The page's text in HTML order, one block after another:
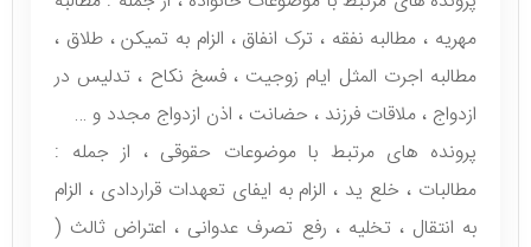
مهریه ، مطالبه نفقه ، ترک انفاق ، الزام به تمیکن ، طلاق ،
مطالبه اجرت المثل ایام زوجیت ، فسخ نکاح ، تدلیس در
ازدواج ، ملاقات فرزند ، حضانت ، اذن ازدواج مجدد و …
پرونده های مرتبط با موضوعات حقوقی ، از جمله :
مطالبات ، خلع ید ، الزام به ایفای تعهدات قراردادی ، الزام
به انتقال ، تخلیه ، رفع تصرف عدوانی ، اعتراض ثالث (